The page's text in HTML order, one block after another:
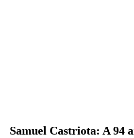
Samuel Castriota: A 94